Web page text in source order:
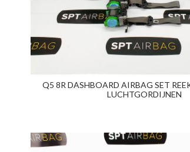
Q5 8R DASHBOARD AIRBAG SET
LUCHTGORDIJNEN